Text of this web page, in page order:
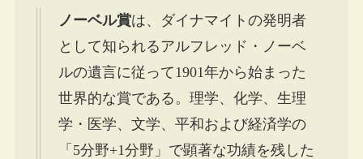
ノーベル賞は、ダイナマイトの発明者
として知られるアルフレッド・ノーベ
ルの遺言に従って1901年から始まった
世界的な賞である。理学、化学、生理
学・医学、文学、平和および経済学の
「5分野+1分野」で顕著な功績を残した